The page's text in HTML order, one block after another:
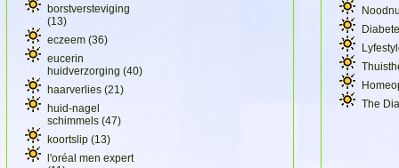
borstversteviging
(13)
eczeem (36)
eucerin
huidverzorging (40)
haarverlies (21)
huid-nagel
schimmels (47)
koortslip (13)
l'oréal men expert
The